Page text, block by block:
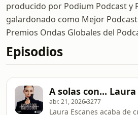
producido por Podium Podcast y
galardonado como Mejor
Premios Ondas Globales del
Episodios
A solas con... Laura
abr. 21, 20263277
Laura Escanes acaba de